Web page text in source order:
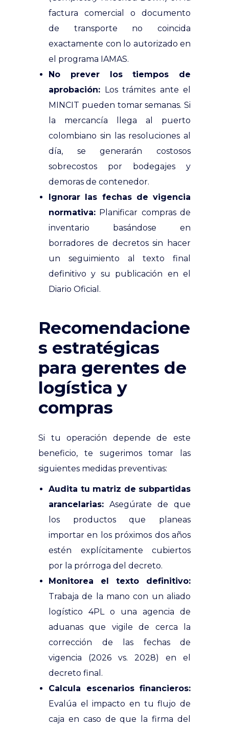
factura comercial o documento
de transporte no coincida
exactamente con lo autorizado en
el programa IAMAS.
No prever los tiempos de
aprobación: Los trámites ante el
MINCIT pueden tomar semanas. Si
la mercancía llega al puerto
colombiano sin las resoluciones al
día, se generarán costosos
sobrecostos por bodegajes y
demoras de contenedor.
Ignorar las fechas de vigencia
normativa: Planificar compras de
inventario basándose en
borradores de decretos sin hacer
un seguimiento al texto final
definitivo y su publicación en el
Diario Oficial.
Recomendacione
s estratégicas
para gerentes de
logística y
compras
Si tu operación depende de este
beneficio, te sugerimos tomar las
siguientes medidas preventivas:
Audita tu matriz de subpartidas
arancelarias: Asegúrate de que
los productos que planeas
importar en los próximos dos años
estén explícitamente cubiertos
por la prórroga del decreto.
Monitorea el texto definitivo:
Trabaja de la mano con un aliado
logístico 4PL o una agencia de
aduanas que vigile de cerca la
corrección de las fechas de
vigencia (2026 vs. 2028) en el
decreto final.
Calcula escenarios financieros:
Evalúa el impacto en tu flujo de
caja en caso de que la firma del